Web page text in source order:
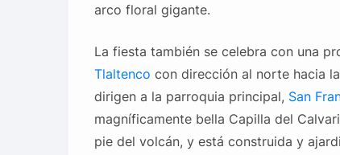
arco floral gigante.
La fiesta también se celebra con una
Tlaltenco con dirección al norte hacia
dirigen a la parroquia principal, San
magníficamente bella Capilla del
pie del volcán, y está construida y